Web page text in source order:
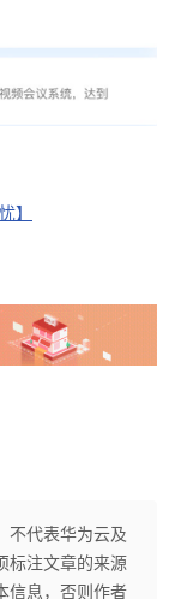
】
不代表华为云及
标注文章的来源
信息，否则作者